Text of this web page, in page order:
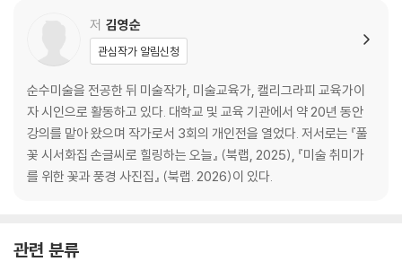
스타(1) 76 / 아스타(2) 77 / 아카시아꽃 78 / 아프리카 금잔화 79 / 안
젤로니아 80 / 에키네시아 81 / 엔젤아이스 오렌지 82 / 영산홍 83 / 왕고
들빼기 84 / 우창꽃 85 / 원추리 86 / 작약 87 / 접시꽃 88 / 조팝나무 8
9 / 좁은잎해바라기 90 / 죽단화 91 / 진달래 92 / 참나리 93 / 채송화 94
/ 천일홍 95 / 카네이션 96 / 코스모스 97 / 큰꿩의 비름 98 / 패랭이 99
/ 펜타스 란세올라타 100 / 하와이 무궁화 101 / 해바라기 102 / 황하코스
모스 103
풀 111 / 담쟁이덩굴 112 / 당근 113 / 댑싸리 114 / 돌콩 115 / 돌피 116 /
돼지감자 117 / 둥근잎유홍초 118 / 들깨 119 / 맥문동 120 / 미모사 121 /
저 김영순
관심작가 알림신청
순수미술을 전공한 뒤 미술작가, 미술교육가, 캘리그라피 교육가이
자 시인으로 활동하고 있다. 대학교 및 교육 기관에서 약 20년 동안
강의를 맡아 왔으며 작가로서 3회의 개인전을 열었다. 저서로는 『풀
꽃 시서화집 손글씨로 힐링하는 오늘』 (북랩, 2025), 『미술 취미가
를 위한 꽃과 풍경 사진집』 (북랩. 2026)이 있다.
관련 분류